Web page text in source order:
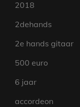
2018
2dehands
2e hands gitaar
500 euro
6 jaar
accordeon